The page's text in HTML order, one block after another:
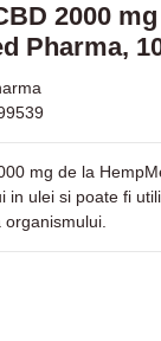
2000
Pharma,
mg de la
in ulei si poate fi